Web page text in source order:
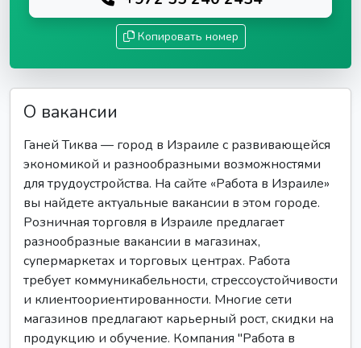
Копировать номер
О вакансии
Ганей Тиква — город в Израиле с развивающейся
экономикой и разнообразными возможностями
для трудоустройства. На сайте «Работа в Израиле»
вы найдете актуальные вакансии в этом городе.
Розничная торговля в Израиле предлагает
разнообразные вакансии в магазинах,
супермаркетах и торговых центрах. Работа
требует коммуникабельности, стрессоустойчивости
и клиентоориентированности. Многие сети
магазинов предлагают карьерный рост, скидки на
продукцию и обучение. Компания "Работа в